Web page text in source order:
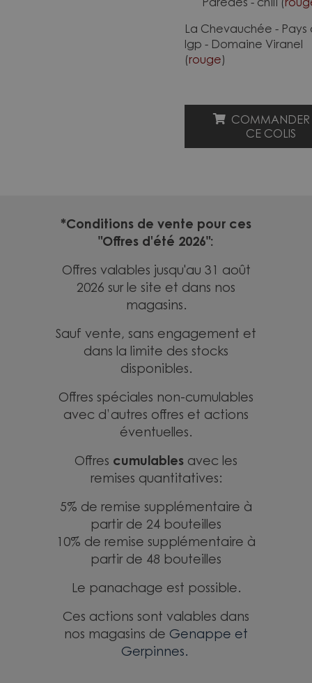
La Chevauchée - Pays
Igp - Domaine Viranel
(rouge)
COMMANDER
CE COLIS
*Conditions de vente pour ces
"Offres d'été 2026":
Offres valables jusqu'au 31 août
2026 sur le site et dans nos
magasins.
Sauf vente, sans engagement et
dans la limite des stocks
disponibles.
Offres spéciales non-cumulables
avec d’autres offres et actions
éventuelles.
Offres cumulables avec les
remises quantitatives:
5% de remise supplémentaire à
partir de 24 bouteilles
10% de remise supplémentaire à
partir de 48 bouteilles
Le panachage est possible.
Ces actions sont valables dans
nos magasins de Genappe et
Gerpinnes.